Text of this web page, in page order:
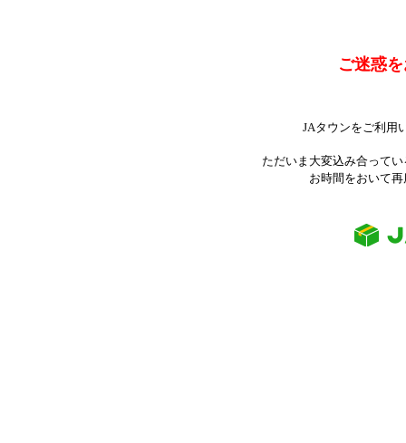
ご迷惑
JAタウンをご利用
ただいま大変込み合って
お時間をおいて